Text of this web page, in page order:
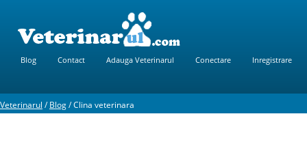
Blog Contact Adauga Veterinarul Conectare Inregistrare
Veterinarul /Blog/Clina veterinara